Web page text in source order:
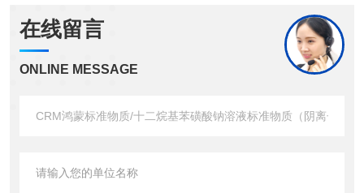
在线留言
ONLINE MESSAGE